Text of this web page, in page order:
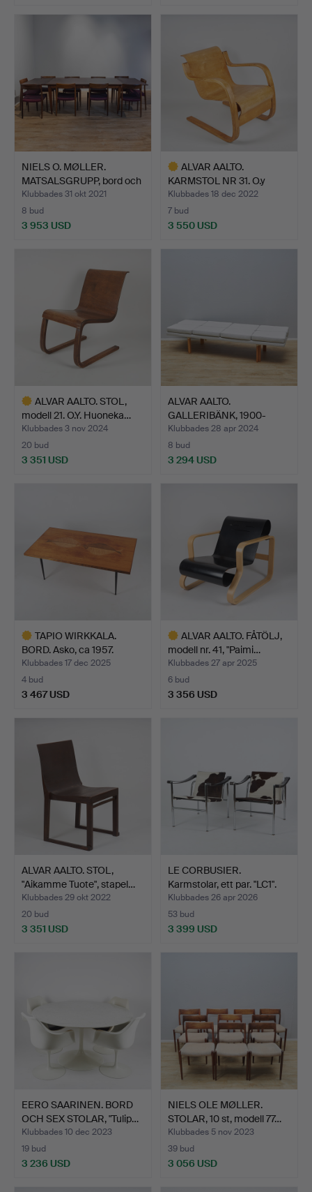
NIELS O. MØLLER.
MATSALSGRUPP, bord och
10…
Klubbades 31 okt 2021
8 bud
3 953 USD
ALVAR AALTO.
KARMSTOL NR 31. O.y
Huonekalu…
Klubbades 18 dec 2022
7 bud
3 550 USD
ALVAR AALTO. STOL,
modell 21. O.Y. Huoneka…
Klubbades 3 nov 2024
20 bud
3 351 USD
ALVAR AALTO.
GALLERIBÄNK, 1900-
talets mitt.
Klubbades 28 apr 2024
8 bud
3 294 USD
TAPIO WIRKKALA.
BORD. Asko, ca 1957.
Klubbades 17 dec 2025
4 bud
3 467 USD
ALVAR AALTO. FÅTÖLJ,
modell nr. 41, "Paimi…
Klubbades 27 apr 2025
6 bud
3 356 USD
ALVAR AALTO. STOL,
"Aikamme Tuote", stapel…
Klubbades 29 okt 2022
20 bud
3 351 USD
LE CORBUSIER.
Karmstolar, ett par. "LC1".
Klubbades 26 apr 2026
53 bud
3 399 USD
EERO SAARINEN. BORD
OCH SEX STOLAR, "Tulip…
Klubbades 10 dec 2023
19 bud
3 236 USD
NIELS OLE MØLLER.
STOLAR, 10 st, modell 77…
Klubbades 5 nov 2023
39 bud
3 056 USD